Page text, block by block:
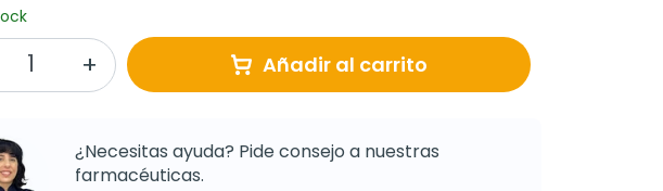
Añadir al carrito
¿Necesitas ayuda? Pide consejo a nuestras
farmacéuticas.